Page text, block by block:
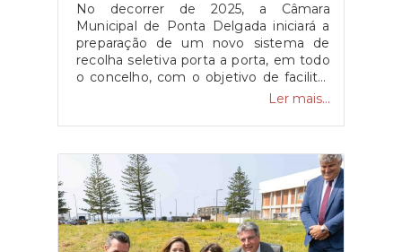
No decorrer de 2025, a Câmara
Municipal de Ponta Delgada iniciará a
preparação de um novo sistema de
recolha seletiva porta a porta, em todo
o concelho, com o objetivo de facilitar
o processo de separação dos resíduos
sustentabilidade e a preservação do
arranque do novo sistema de recolha
seletiva está previsto acontecer no
ínicio de 2026, estendendo-se por duas
fases que terminarão nos finais de
2027.Neste sentido, a Unidade
Orgânica de Bem Estar Animal e
Ler mais...